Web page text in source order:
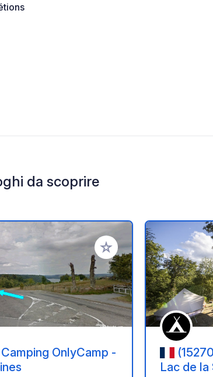
da scoprire
Aggiungi ai tuoi preferiti
Camping OnlyCamp -
Lac de la